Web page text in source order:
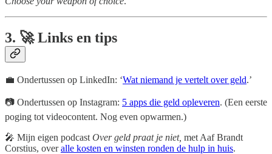
3. 🚀 Links en tips
💼 Ondertussen op LinkedIn: ‘Wat niemand je vertelt over geld.’
📷 Ondertussen op Instagram: 5 apps die geld opleveren. (Een eerste
poging tot videocontent. Nog even opwarmen.)
🎤 Mijn eigen podcast Over geld praat je niet, met Aaf Brandt
Corstius, overalle kosten en winsten ronden de hulp in huis.